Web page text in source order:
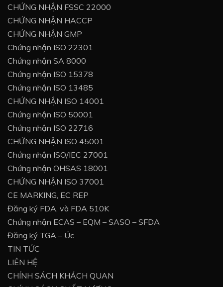
CHỨNG NHẬN FSSC 22000
CHỨNG NHẬN HACCP
CHỨNG NHẬN GMP
Chứng nhận ISO 22301
Chứng nhận SA 8000
Chứng nhận ISO 15378
Chứng nhận ISO 13485
CHỨNG NHẬN ISO 14001
Chứng nhận ISO 50001
Chứng nhận ISO 22716
CHỨNG NHẬN ISO 45001
Chứng nhận ISO/IEC 27001
Chứng nhận OHSAS 18001
CHỨNG NHẬN ISO 37001
CE MARKING, EC REP
Đăng ký FDA, và FDA 510K
Chứng nhận ECAS – EQM – SASO – SFDA
Đăng ký TGA – Úc
TIN TỨC
LIÊN HỆ
CHÍNH SÁCH KHÁCH QUAN